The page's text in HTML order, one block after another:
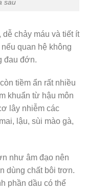
sau
chảy máu và tiết ít
quan hệ không
đau đớn.
tiềm ẩn rất nhiều
khuẩn từ hậu môn
lây nhiễm các
lậu, sùi mào gà,
như âm đạo nên
dùng chất bôi trơn.
phần dầu có thể